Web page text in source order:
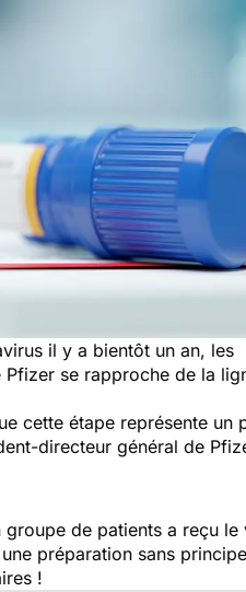
il y a bientôt un an, les
se rapproche de la
cette étape représente un
directeur général de
de patients a reçu le
préparation sans
!